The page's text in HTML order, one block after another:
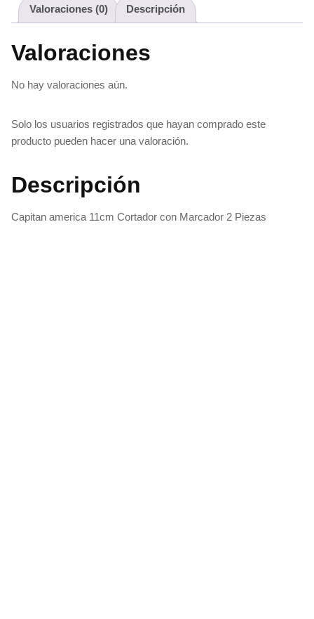
Valoraciones (0) Descripción
Valoraciones
No hay valoraciones aún.
Solo los usuarios registrados que hayan comprado este
producto pueden hacer una valoración.
Descripción
Capitan america 11cm Cortador con Marcador 2 Piezas